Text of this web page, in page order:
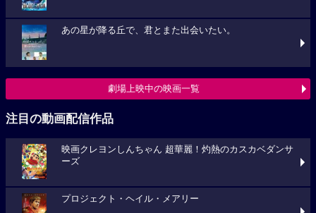
あの星が降る丘で、君とまた出会いたい。
劇場上映中の映画一覧
注目の動画配信作品
映画クレヨンしんちゃん 超華麗！灼熱のカスカベダンサ
ーズ
プロジェクト・ヘイル・メアリー